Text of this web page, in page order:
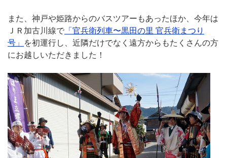
また、神戸や姫路からのバスツアーもあったほか、今年は
ＪＲ加古川線で 「官兵衛列車〜黒田の里 官兵衛まつり
号」 を初運行し、近隣だけでなく遠方からもたくさんの方
にお越しいただきました！